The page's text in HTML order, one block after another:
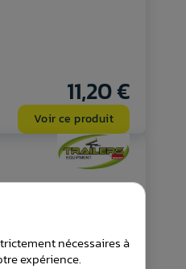
11,20 €
Voir ce produit
39,60 €
nécessaires à
expérience.